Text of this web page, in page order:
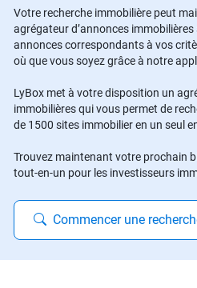
Votre recherche immobilière peut
agrégateur d’annonces
annonces correspondants à vos
où que vous soyez grâce à notre
LyBox met à votre disposition un
immobilières qui vous permet de
de 1500 sites immobilier en un seul
Trouvez maintenant votre prochain
tout-en-un pour les investisseurs
Commencer une